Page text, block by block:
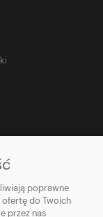
poprawne
do Twoich
przez nas